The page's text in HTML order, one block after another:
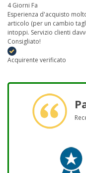
4 Giorni Fa
Esperienza d'acquisto
articolo (per un cambio
intoppi. Servizio clienti
Consigliato!
Acquirente verificato